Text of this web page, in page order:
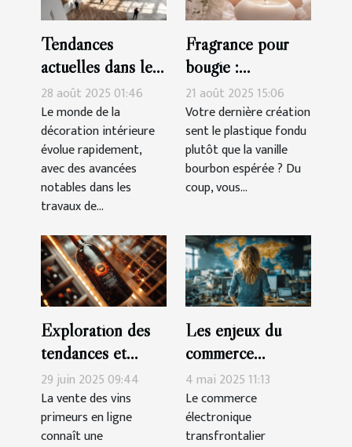
Tendances
actuelles dans les
travaux de
peinture et
revêtement de sol
28 août 2025 01:46
Le monde de la
décoration intérieure
évolue rapidement,
avec des avancées
notables dans les
travaux de...
Fragrance pour
bougie :
découvrez ce site
professionnel qui
propose une large
palette de parfums
!
21 août 2025 15:06
Votre dernière création
sent le plastique fondu
plutôt que la vanille
bourbon espérée ? Du
coup, vous...
Exploration des
tendances et
innovations dans
la vente des vins
primeurs en ligne
29 juin 2025 09:44
La vente des vins
primeurs en ligne
connaît une
Les enjeux du
commerce
électronique
transfrontalier
pour les PME
4 mai 2025 11:13
Le commerce
électronique
transfrontalier